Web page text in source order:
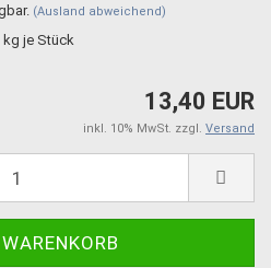
(Ausland abweichend)
kg je Stück
13,40 EUR
inkl. 10% MwSt. zzgl. Versand